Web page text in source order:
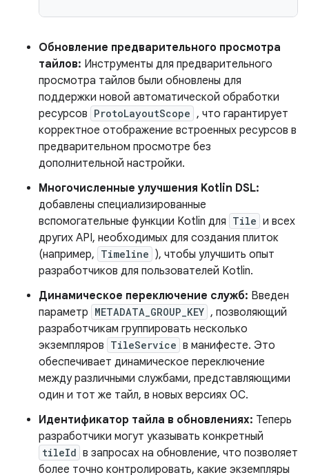
Обновление предварительного просмотра
тайлов: Инструменты для предварительного
просмотра тайлов были обновлены для
поддержки новой автоматической обработки
ресурсов ProtoLayoutScope , что гарантирует
корректное отображение встроенных ресурсов в
предварительном просмотре без
дополнительной настройки.
Многочисленные улучшения Kotlin DSL:
добавлены специализированные
вспомогательные функции Kotlin для Tile и всех
других API, необходимых для создания плиток
(например, Timeline ), чтобы улучшить опыт
разработчиков для пользователей Kotlin.
Динамическое переключение служб: Введен
параметр METADATA_GROUP_KEY , позволяющий
разработчикам группировать несколько
экземпляров TileService в манифесте. Это
обеспечивает динамическое переключение
между различными службами, представляющими
один и тот же тайл, в новых версиях ОС.
Идентификатор тайла в обновлениях: Теперь
разработчики могут указывать конкретный
tileId в запросах на обновление, что позволяет
более точно контролировать, какие экземпляры